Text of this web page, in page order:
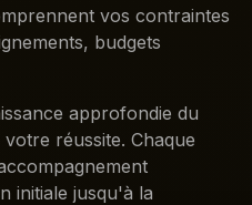
vos contraintes
budgets
approfondie du
réussite. Chaque
initiale jusqu'à la